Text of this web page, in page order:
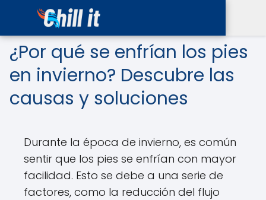
¿Por qué se enfrían los pies
en invierno? Descubre las
causas y soluciones
Durante la época de invierno, es común
sentir que los pies se enfrían con mayor
facilidad. Esto se debe a una serie de
factores, como la reducción del flujo